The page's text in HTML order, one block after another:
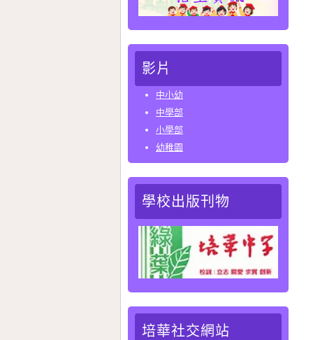
影片
中小幼
中學部
小學部
幼稚園
學校出版刊物
培華社交網站